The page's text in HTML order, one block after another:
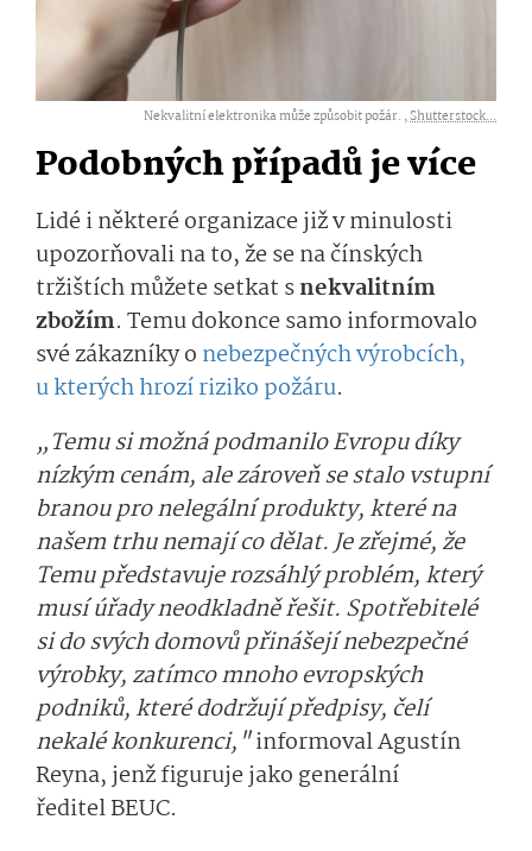
Nekvalitní elektronika může způsobit požár. ,Shutterstock...
Podobných případů je více
Lidé i některé organizace již v minulosti
upozorňovali na to, že se na čínských
tržištích můžete setkat snekvalitním
zbožím. Temu dokonce samo informovalo
své zákazníky o nebezpečných výrobcích,
u kterých hrozí riziko požáru.
„Temu si možná podmanilo Evropu díky
nízkým cenám, ale zároveň se stalo vstupní
branou pro nelegální produkty, které na
našem trhu nemají co dělat. Je zřejmé, že
Temu představuje rozsáhlý problém, který
musí úřady neodkladně řešit. Spotřebitelé
si do svých domovů přinášejí nebezpečné
výrobky, zatímco mnoho evropských
podniků, které dodržují předpisy, čelí
nekalé konkurenci,"informoval Agustín
Reyna, jenž figuruje jako generální
ředitel BEUC.